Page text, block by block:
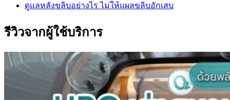
ดูแลหลังขลิบอย่างไร ไม่ให้แผลขลิบอักเสบ
รีวิวจากผู้ใช้บริการ